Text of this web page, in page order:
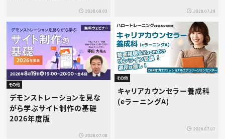
2026.08.03 2026.07.29
その他
デモンストレーションを見な
がら学ぶサイト制作の基礎
2026年度版
2026.07.08
その他
キャリアカウンセラー養成科
(eラーニングA)
2026.07.07